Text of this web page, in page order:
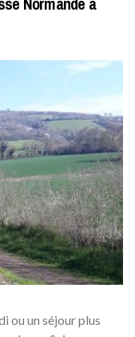
ou un séjour plus